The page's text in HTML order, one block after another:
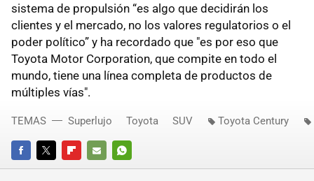
sistema de propulsión “es algo que decidirán los
clientes y el mercado, no los valores regulatorios o el
poder político” y ha recordado que "es por eso que
Toyota Motor Corporation, que compite en todo el
mundo, tiene una línea completa de productos de
múltiples vías".
FACEBOOKTWITTERFLIPBOARD
E-
WHATSAPP
TEMAS Superlujo Toyota SUV Toyota Century